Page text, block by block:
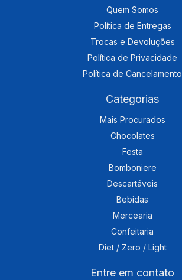
Quem Somos
Política de Entregas
Trocas e Devoluções
Política de Privacidade
Política de Cancelamento
Categorias
Mais Procurados
Chocolates
Festa
Bomboniere
Descartáveis
Bebidas
Mercearia
Confeitaria
Diet / Zero / Light
Entre em contato